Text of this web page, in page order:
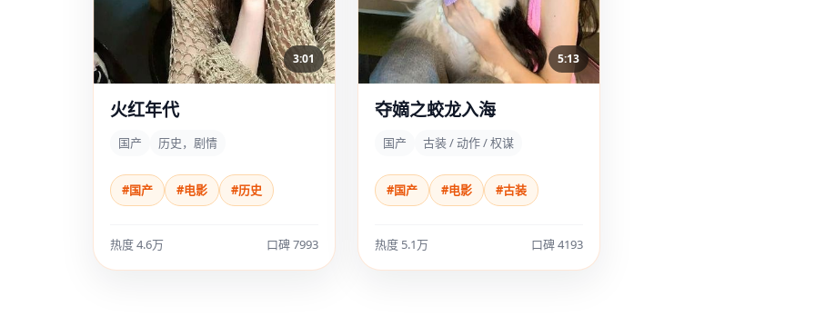
3:01
火红年代
国产 历史，剧情
#国产 #电影 #历史
热度 4.6万 口碑 7993
5:13
夺嫡之蛟龙入海
国产 古装 / 动作 / 权谋
#国产 #电影 #古装
热度 5.1万 口碑 4193